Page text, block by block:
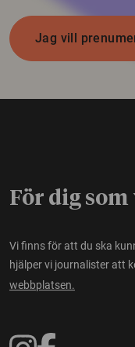
Jag vill
För dig
Vi finns för att du ska
hjälper vi journalister att
webbplatsen.